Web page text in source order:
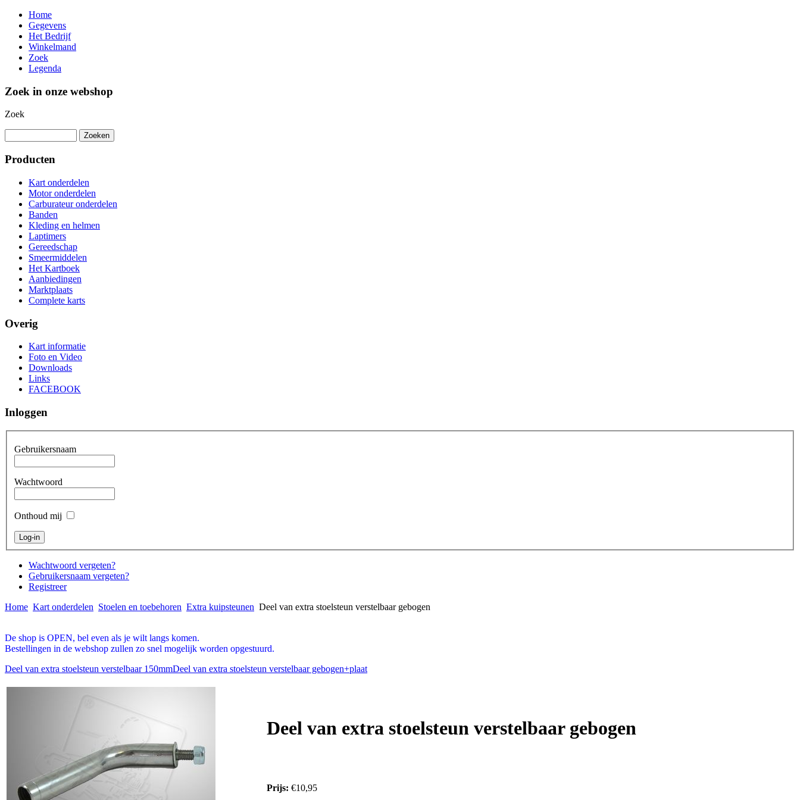
Home
Gegevens
Het Bedrijf
Winkelmand
Zoek
Legenda
Zoek in onze webshop
Zoek
Producten
Kart onderdelen
Motor onderdelen
Carburateur onderdelen
Banden
Kleding en helmen
Laptimers
Gereedschap
Smeermiddelen
Het Kartboek
Aanbiedingen
Marktplaats
Complete karts
Overig
Kart informatie
Foto en Video
Downloads
Links
FACEBOOK
Inloggen
Gebruikersnaam
Wachtwoord
Onthoud mij
Wachtwoord vergeten?
Gebruikersnaam vergeten?
Registreer
Home Kart onderdelen Stoelen en toebehoren Extra kuipsteunen Deel van extra stoelsteun verstelbaar gebogen
De shop is OPEN, bel even als je wilt langs komen.
Bestellingen in de webshop zullen zo snel mogelijk worden opgestuurd.
Deel van extra stoelsteun verstelbaar 150mmDeel van extra stoelsteun verstelbaar gebogen+plaat
Deel van extra stoelsteun verstelbaar gebogen
Prijs: €10,95